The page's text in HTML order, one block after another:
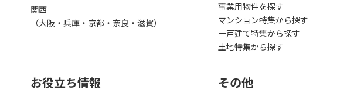
関西
（大阪・兵庫・京都・奈良・滋賀）
事業用物件を探す
マンション特集から探す
一戸建て特集から探す
土地特集から探す
お役立ち情報 その他